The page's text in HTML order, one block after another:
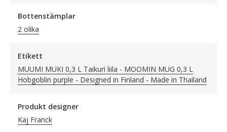
Bottenstämplar
2 olika
Etikett
MUUMI MUKI 0,3 L Taikuri liila - MOOMIN MUG 0,3 L
Hobgoblin purple - Designed in Finland - Made in Thailand
Produkt designer
Kaj Franck